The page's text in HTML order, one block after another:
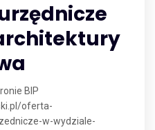
BIP
oferta-
w-wydziale-